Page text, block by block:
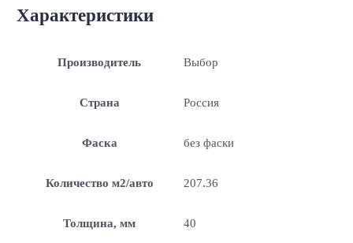
Характеристики
Производитель Выбор
Страна Россия
Фаска без фаски
Количество м2/авто 207.36
Толщина, мм 40